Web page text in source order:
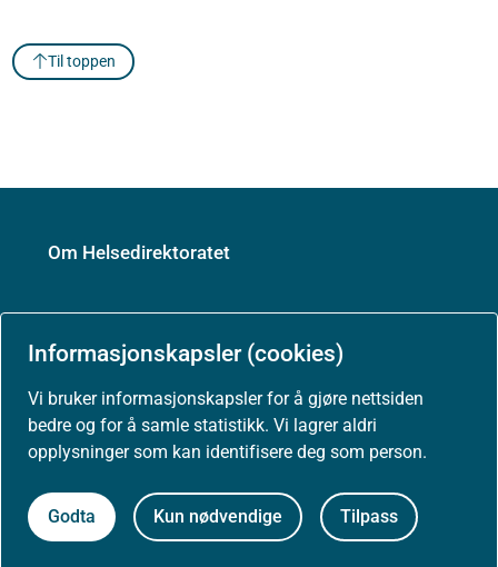
Informasjonskapsler (cookies)
Vi bruker informasjonskapsler for å gjøre nettsiden
bedre og for å samle statistikk. Vi lagrer aldri
opplysninger som kan identifisere deg som person.
Godta Kun nødvendige Tilpass
Til toppen
Om Helsedirektoratet
Jobbe hos oss
Kontakt oss
Postadresse: